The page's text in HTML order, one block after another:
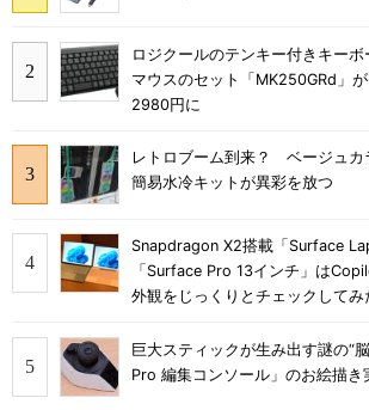
ロジクールのテンキー付きキー
マウスのセット「MK250GRd」
2980円に
レトロブーム到来？ ベージュカ
簡易水冷キットが異彩を放つ
Snapdragon X2搭載「Surface
「Surface Pro 13インチ」は
外観をじっくりとチェックしてみ
巨大スティックが生み出す謎の“
Pro 編集コンソール」のお絵描き